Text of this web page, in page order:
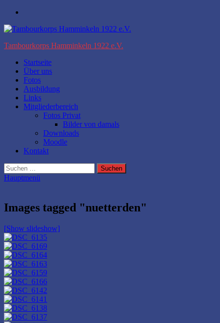
Zum
springen
Tambourkorps Hamminkeln 1922 e.V.
Startseite
Über uns
Fotos
Ausbildung
Links
Mitgliederbereich
Fotos Privat
Bilder von damals
Downloads
Moodle
Kontakt
Suchen
nach:
Hauptmenü
Images tagged "nuetterden"
[Show slideshow]